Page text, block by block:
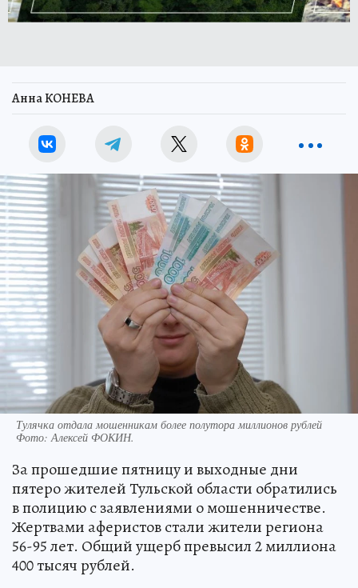
Анна КОНЕВА
Тулячка отдала мошенникам более полутора миллионов рублей
Фото: Алексей ФОКИН.
За прошедшие пятницу и выходные дни
пятеро жителей Тульской области обратились
в полицию с заявлениями о мошенничестве.
Жертвами аферистов стали жители региона
56-95 лет. Общий ущерб превысил 2 миллиона
400 тысяч рублей.